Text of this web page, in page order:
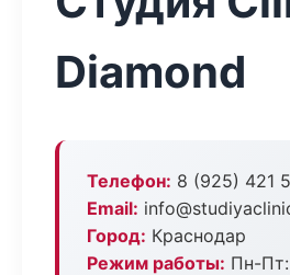
Diamond
Телефон: 8 (925) 421
Email:
Город: Краснодар
Режим работы: Пн-